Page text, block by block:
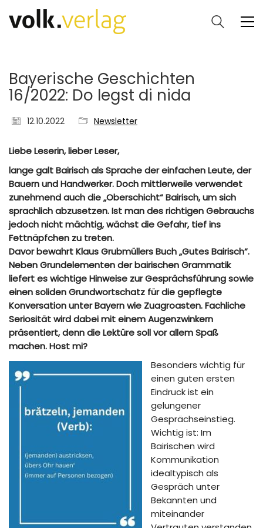
Bayerische Geschichten
16/2022: Do legst di nida
12.10.2022 Newsletter
Liebe Leserin, lieber Leser,
lange galt Bairisch als Sprache der einfachen Leute, der
Bauern und Handwerker. Doch mittlerweile verwendet
zunehmend auch die „Oberschicht“ Bairisch, um sich
sprachlich abzusetzen. Ist man des richtigen Gebrauchs
jedoch nicht mächtig, wächst die Gefahr, tief ins
Fettnäpfchen zu treten.
Davor bewahrt Klaus Grubmüllers Buch „Gutes Bairisch“.
Neben Grundelementen der bairischen Grammatik
liefert es wichtige Hinweise zur Gesprächsführung sowie
einen soliden Grundwortschatz für die gepflegte
Konversation unter Bayern wie Zuagroasten. Fachliche
Seriosität wird dabei mit einem Augenzwinkern
präsentiert, denn die Lektüre soll vor allem Spaß
machen. Host mi?
Besonders wichtig für
einen guten ersten
Eindruck ist ein
gelungener
Gesprächseinstieg.
Wichtig ist: Im
Bairischen wird
Kommunikation
idealtypisch als
Gespräch unter
Bekannten und
miteinander